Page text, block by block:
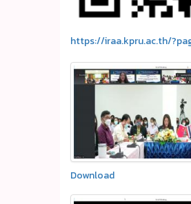
https://iraa.kpru.ac.th/
Download